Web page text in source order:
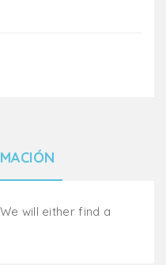
will either find a